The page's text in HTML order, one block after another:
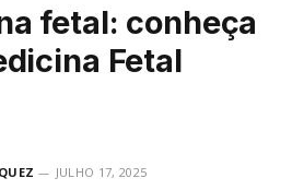
fetal: conheça
Fetal
JULHO 17, 2025